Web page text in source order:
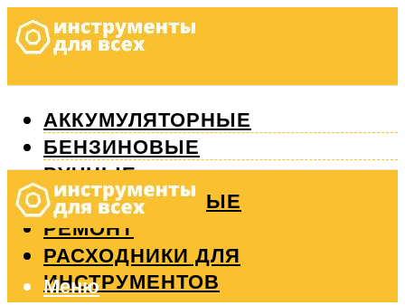
АККУМУЛЯТОРНЫЕ
БЕНЗИНОВЫЕ
РУЧНЫЕ
ИЗМЕРИТЕЛЬНЫЕ
РЕМОНТ
РАСХОДНИКИ ДЛЯ
ИНСТРУМЕНТОВ
Меню